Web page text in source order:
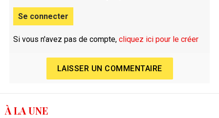
Se connecter
Si vous n'avez pas de compte, cliquez ici pour le créer
LAISSER UN COMMENTAIRE
À LA UNE